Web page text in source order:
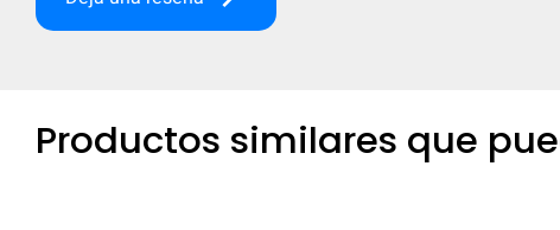
Comparar
Productos similares que